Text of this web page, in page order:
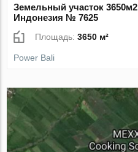
Земельный участок
Индонезия № 7625
Площадь:3650 м²
Power Bali